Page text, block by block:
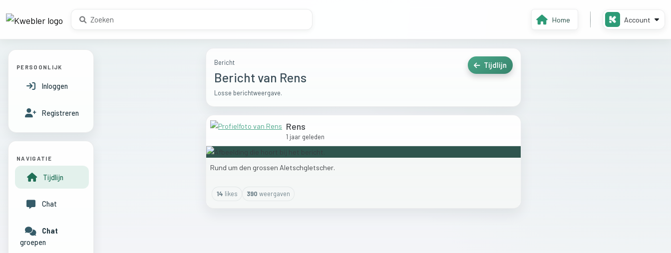
Home Account
Bericht
Bericht van Rens
Losse berichtweergave.
Tijdlijn
Rens
1 jaar geleden
Rund um den grossen Aletschgletscher.
14 likes 390 weergaven
PERSOONLIJK
Inloggen
Registreren
NAVIGATIE
Tijdlijn
Chat
Chat
groepen